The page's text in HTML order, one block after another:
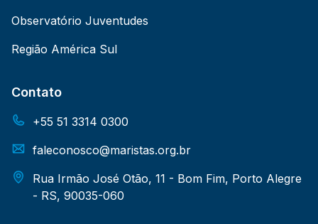
Observatório Juventudes
Região América Sul
Contato
+55 51 3314 0300
faleconosco@maristas.org.br
Rua Irmão José Otão, 11 - Bom Fim, Porto Alegre
- RS, 90035-060